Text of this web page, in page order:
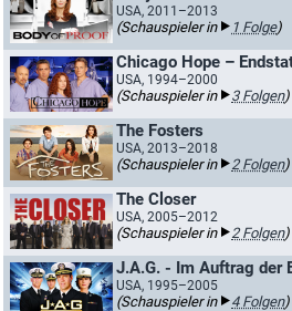
USA, 2011–2013
(Schauspieler in 1 Folge)
Chicago Hope –
USA, 1994–2000
(Schauspieler in 3 Folgen)
The Fosters
USA, 2013–2018
(Schauspieler in 2 Folgen)
The Closer
USA, 2005–2012
(Schauspieler in 2 Folgen)
J.A.G. - Im Auftrag der
USA, 1995–2005
(Schauspieler in 4 Folgen)